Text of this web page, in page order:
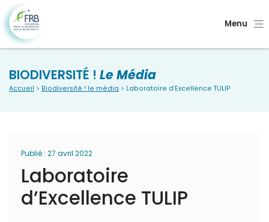
Menu
BIODIVERSITÉ ! Le Média
Accueil > Biodiversité ! le média > Laboratoire d’Excellence TULIP
Publié : 27 avril 2022
Laboratoire
d’Excellence TULIP